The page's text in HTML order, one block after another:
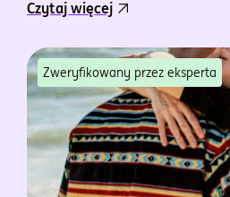
Czytaj więcej
Zweryfikowany przez eksperta